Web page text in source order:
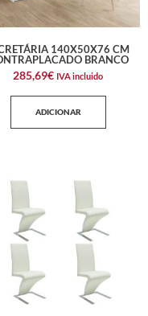
140X50X76 CM
BRANCO
285,69€ IVA incluido
ADICIONAR